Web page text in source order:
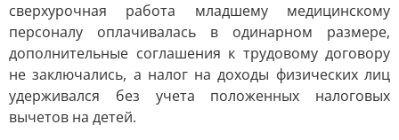
сверхурочная работа младшему медицинскому
персоналу оплачивалась в одинарном размере,
дополнительные соглашения к трудовому договору
не заключались, а налог на доходы физических лиц
удерживался без учета положенных налоговых
вычетов на детей.